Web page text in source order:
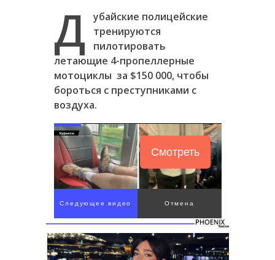
Д
убайские полицейские
тренируются
пилотировать
летающие 4-пропеллерные
мотоциклы за $150 000, чтобы
бороться с преступниками с
воздуха.
Смотреть
Следующее видео Отмена